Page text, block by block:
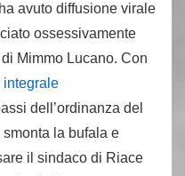
avuto diffusione virale
ossessivamente
Mimmo Lucano. Con
integrale
dell’ordinanza del
la bufala e
il sindaco di Riace